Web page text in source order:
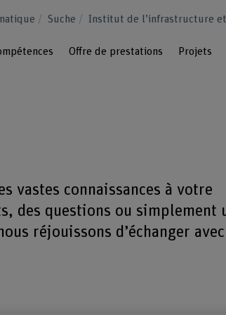
Suche Institut de l’infrastructure
Offre de prestations Projets
vastes connaissances à votre
des questions ou simplement
réjouissons d’échanger avec